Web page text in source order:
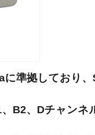
準拠しており、
B2、Dチャンネ